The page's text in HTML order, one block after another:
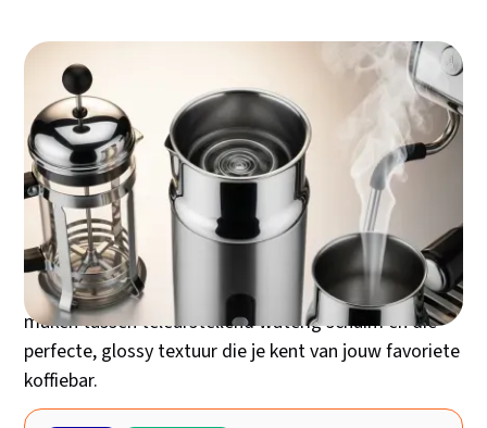
Een perfecte cappuccino of latte macchiato begint
met romig, fluweelzacht melkschuim. Maar welke
melkopschuimer levert precies dat resultaat waar je
naar zoekt? Van handige elektrische modellen tot
professionele stoompijpjes - de keuze is groter dan
ooit. De sleutel zit in het begrijpen van jouw
koffieroutine en welke functies echt het verschil
maken tussen teleurstellend waterig schuim en die
perfecte, glossy textuur die je kent van jouw favoriete
koffiebar.